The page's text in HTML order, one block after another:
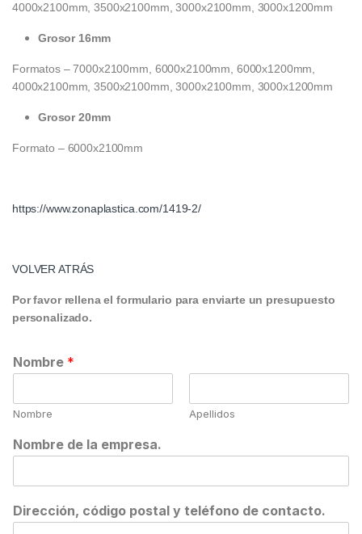
4000x2100mm, 3500x2100mm, 3000x2100mm, 3000x1200mm
Grosor 16mm
Formatos – 7000x2100mm, 6000x2100mm, 6000x1200mm,
4000x2100mm, 3500x2100mm, 3000x2100mm, 3000x1200mm
Grosor 20mm
Formato – 6000x2100mm
https://www.zonaplastica.com/1419-2/
VOLVER ATRÁS
Por favor rellena el formulario para enviarte un presupuesto
personalizado.
Nombre *
Nombre Apellidos
Nombre de la empresa.
Dirección, código postal y teléfono de contacto.